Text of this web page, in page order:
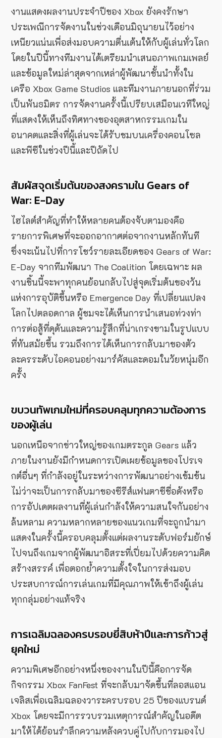
งานแสดงผลงานประจำปีของ Xbox ยังคงรักษา
ประเพณีการจัดงานในช่วงเดือนมิถุนายนไว้อย่าง
เหนียวแน่นเพื่อส่งมอบความตื่นเต้นให้กับผู้เล่นทั่วโลก
โดยในปีนี้ทางทีมงานได้เตรียมนำเสนอภาพเกมเพลย์
และข้อมูลใหม่ล่าสุดจากเหล่าผู้พัฒนาชั้นนำทั้งใน
เครือ Xbox Game Studios และทีมงานภายนอกที่ร่วม
เป็นพันธมิตร การจัดงานครั้งนี้เปรียบเสมือนเวทีใหญ่
ที่แสดงให้เห็นถึงทิศทางของอุตสาหกรรมเกมใน
อนาคตและสิ่งที่ผู้เล่นจะได้รับชมบนเครื่องคอนโซล
และพีซีในช่วงปีนี้และปีถัดไป
สัมผัสจุดเริ่มต้นของสงครามใน Gears of
War: E-Day
ไฮไลต์สำคัญที่ทำให้หลายคนต้องจับตามองคือ
รายการพิเศษที่จะออกอากาศต่อจากงานหลักทันที
ซึ่งจะเน้นไปที่การโชว์รายละเอียดของ Gears of War:
E-Day จากทีมพัฒนา The Coalition โดยเฉพาะ ผล
งานชิ้นนี้จะพาทุกคนย้อนกลับไปสู่จุดเริ่มต้นของวัน
แห่งการอุบัติขึ้นหรือ Emergence Day ที่เปลี่ยนแปลง
โลกไปตลอดกาล ผู้ชมจะได้เห็นการนำเสนอท่วงท่า
การต่อสู้ที่ดุดันและความรู้สึกที่น่าเกรงขามในรูปแบบ
ที่ทันสมัยขึ้น รวมถึงการได้เห็นการกลับมาของตัว
ละครระดับไอคอนอย่างมาร์คัสและดอมในวัยหนุ่มอีก
ครั้ง
ขบวนทัพเกมใหม่ที่ครอบคลุมทุกความต้องการ
ของผู้เล่น
นอกเหนือจากข่าวใหญ่ของเกมตระกูล Gears แล้ว
ภายในงานยังมีกำหนดการเปิดเผยข้อมูลของโปรเจ
กต์อื่นๆ ที่กำลังอยู่ในระหว่างการพัฒนาอย่างเข้มข้น
ไม่ว่าจะเป็นการกลับมาของซีรีส์แฟนตาซีชื่อดังหรือ
การอัปเดตผลงานที่ผู้เล่นกำลังให้ความสนใจกันอย่าง
ล้นหลาม ความหลากหลายของแนวเกมที่จะถูกนำมา
แสดงในครั้งนี้ครอบคลุมตั้งแต่ผลงานระดับฟอร์มยักษ์
ไปจนถึงเกมจากผู้พัฒนาอิสระที่เปี่ยมไปด้วยความคิด
สร้างสรรค์ เพื่อตอกย้ำความตั้งใจในการส่งมอบ
ประสบการณ์การเล่นเกมที่มีคุณภาพให้เข้าถึงผู้เล่น
ทุกกลุ่มอย่างแท้จริง
การเฉลิมฉลองครบรอบยี่สิบห้าปีและการก้าวสู่
ยุคใหม่
ความพิเศษอีกอย่างหนึ่งของงานในปีนี้คือการจัด
กิจกรรม Xbox FanFest ที่จะกลับมาจัดขึ้นที่ลอสแอน
เจลิสเพื่อเฉลิมฉลองวาระครบรอบ 25 ปีของแบรนด์
Xbox โดยจะมีการรวบรวมเหตุการณ์สำคัญในอดีต
มาให้ได้ย้อนรำลึกความหลังควบคู่ไปกับการมองไป